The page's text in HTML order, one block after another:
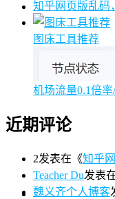
知乎网页版乱码
图床工具推荐
机场流量0.1倍率
近期评论
2发表在《知乎
Teacher Du发表
魏义齐个人博客